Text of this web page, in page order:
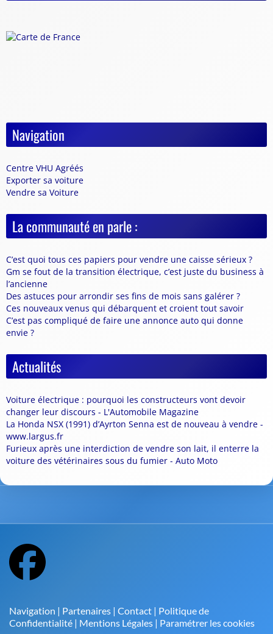
Navigation
Centre VHU Agréés
Exporter sa voiture
Vendre sa Voiture
La communauté en parle :
C’est quoi tous ces papiers pour vendre une caisse sérieux ?
Gm se fout de la transition électrique, c’est juste du business à
l’ancienne
Des astuces pour arrondir ses fins de mois sans galérer ?
Ces nouveaux venus qui débarquent et croient tout savoir
C’est pas compliqué de faire une annonce auto qui donne
envie ?
Actualités
Voiture électrique : pourquoi les constructeurs vont devoir
changer leur discours - L'Automobile Magazine
La Honda NSX (1991) d’Ayrton Senna est de nouveau à vendre -
www.largus.fr
Furieux après une interdiction de vendre son lait, il enterre la
voiture des vétérinaires sous du fumier - Auto Moto
Navigation | Partenaires | Contact | Politique de
Confidentialité | Mentions Légales | Paramétrer les cookies